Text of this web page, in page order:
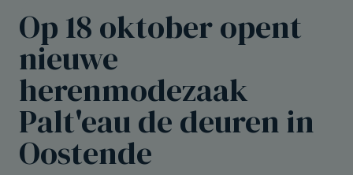
Op 18 oktober opent
nieuwe
herenmodezaak
Palt'eau de deuren in
Oostende